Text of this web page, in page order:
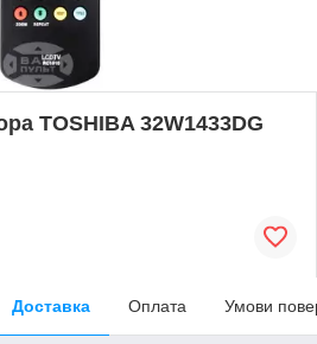
TOSHIBA 32W1433DG
Доставка Оплата Умови